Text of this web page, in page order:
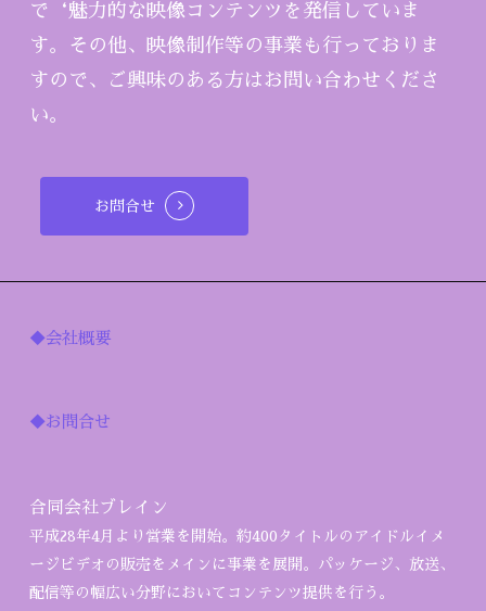
で‘魅力的な映像コンテンツを発信していま
す。その他、映像制作等の事業も行っておりま
すので、ご興味のある方はお問い合わせくださ
い。
お問合せ
◆会社概要
◆お問合せ
合同会社ブレイン
平成28年4月より営業を開始。約400タイトルのアイドルイメ
ージビデオの販売をメインに事業を展開。パッケージ、放送、
配信等の幅広い分野においてコンテンツ提供を行う。